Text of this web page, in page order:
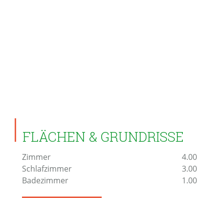
FLÄCHEN & GRUNDRISSE
Zimmer
4.00
Schlafzimmer
3.00
Badezimmer
1.00